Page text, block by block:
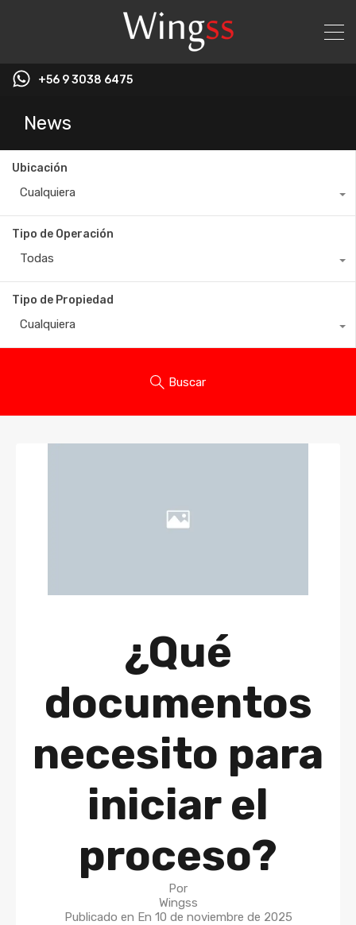
+56 9 3038 6475
News
Ubicación
Cualquiera
Tipo de Operación
Todas
Tipo de Propiedad
Cualquiera
Buscar
¿Qué
documentos
necesito para
iniciar el
proceso?
Por
Wingss
Publicado en En 10 de noviembre de 2025